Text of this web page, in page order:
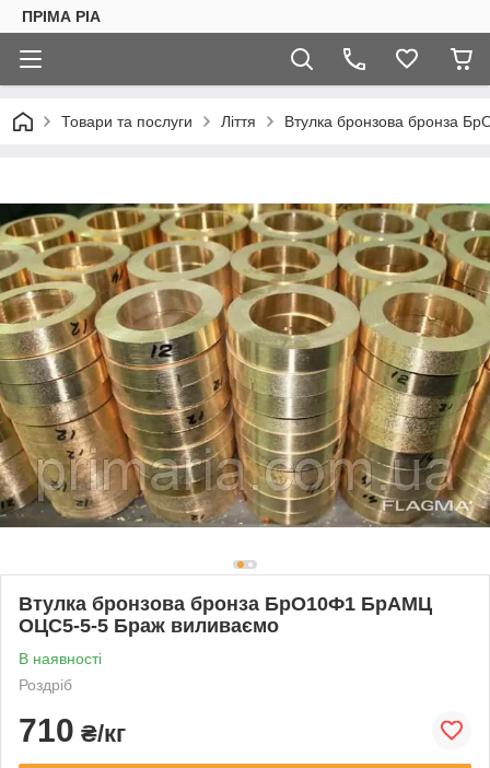
ПРІМА РІА
Товари та послуги Ліття Втулка бронзова бронза
Втулка бронзова бронза БрО10Ф1 БрАМЦ
ОЦС5-5-5 Браж виливаємо
В наявності
Роздріб
710 ₴/кг